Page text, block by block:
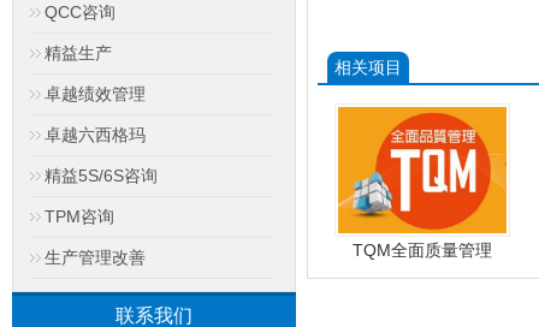
QCC咨询
精益生产
卓越绩效管理
卓越六西格玛
精益5S/6S咨询
TPM咨询
生产管理改善
联系我们
相关项目
TQM全面质量管理